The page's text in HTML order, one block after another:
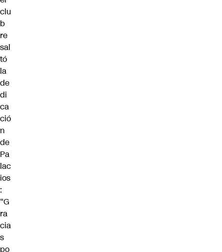
clu
b
re
sal
tó
la
de
di
ca
ció
n
de
Pa
lac
ios
:
“G
ra
cia
s
po